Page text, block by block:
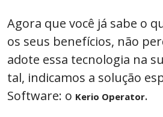
Agora que você já sabe o
os seus benefícios, não
adote essa tecnologia na
tal, indicamos a solução
Software: o Kerio Operator.